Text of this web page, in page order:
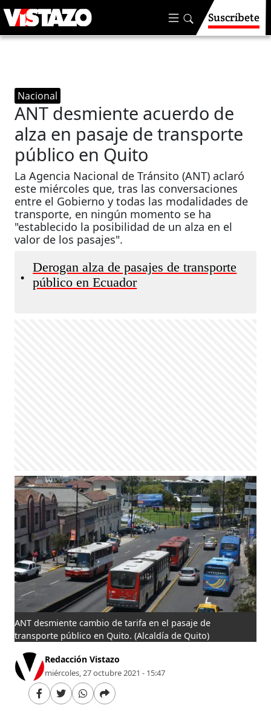
Suscríbete
Nacional
ANT desmiente acuerdo de
alza en pasaje de transporte
público en Quito
La Agencia Nacional de Tránsito (ANT) aclaró
este miércoles que, tras las conversaciones
entre el Gobierno y todas las modalidades de
transporte, en ningún momento se ha
"establecido la posibilidad de un alza en el
valor de los pasajes".
•
Derogan alza de pasajes de transporte
público en Ecuador
ANT desmiente cambio de tarifa en el pasaje de
transporte público en Quito. (Alcaldía de Quito)
Redacción Vistazo
miércoles, 27 octubre 2021 - 15:47